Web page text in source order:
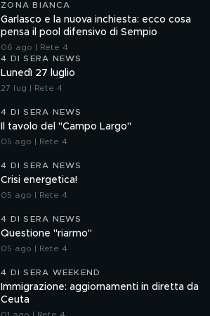
ZONA BIANCA
Garlasco e la nuova inchiesta: ecco cosa
pensa il pool difensivo di Sempio
06 ago | Rete 4
4 DI SERA NEWS
Lunedì 27 luglio
27 lug | Rete 4
4 DI SERA NEWS
Il tavolo del "Campo Largo"
05 ago | Rete 4
4 DI SERA NEWS
Crisi energetica!
05 ago | Rete 4
4 DI SERA NEWS
Questione "riarmo"
05 ago | Rete 4
4 DI SERA WEEKEND
Immigrazione: aggiornamenti in diretta da
Ceuta